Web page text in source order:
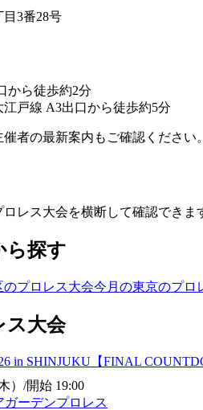
3番28号
から徒歩約2分
戸線 A3出口から徒歩約5分
者の最新案内もご確認ください。
レス大会を横断して確認できま
ら探す
のプロレス大会今月の東京のプロ
ス大会
in SHINJUKU【FINAL
） /開始 19:00
ガーデンプロレス